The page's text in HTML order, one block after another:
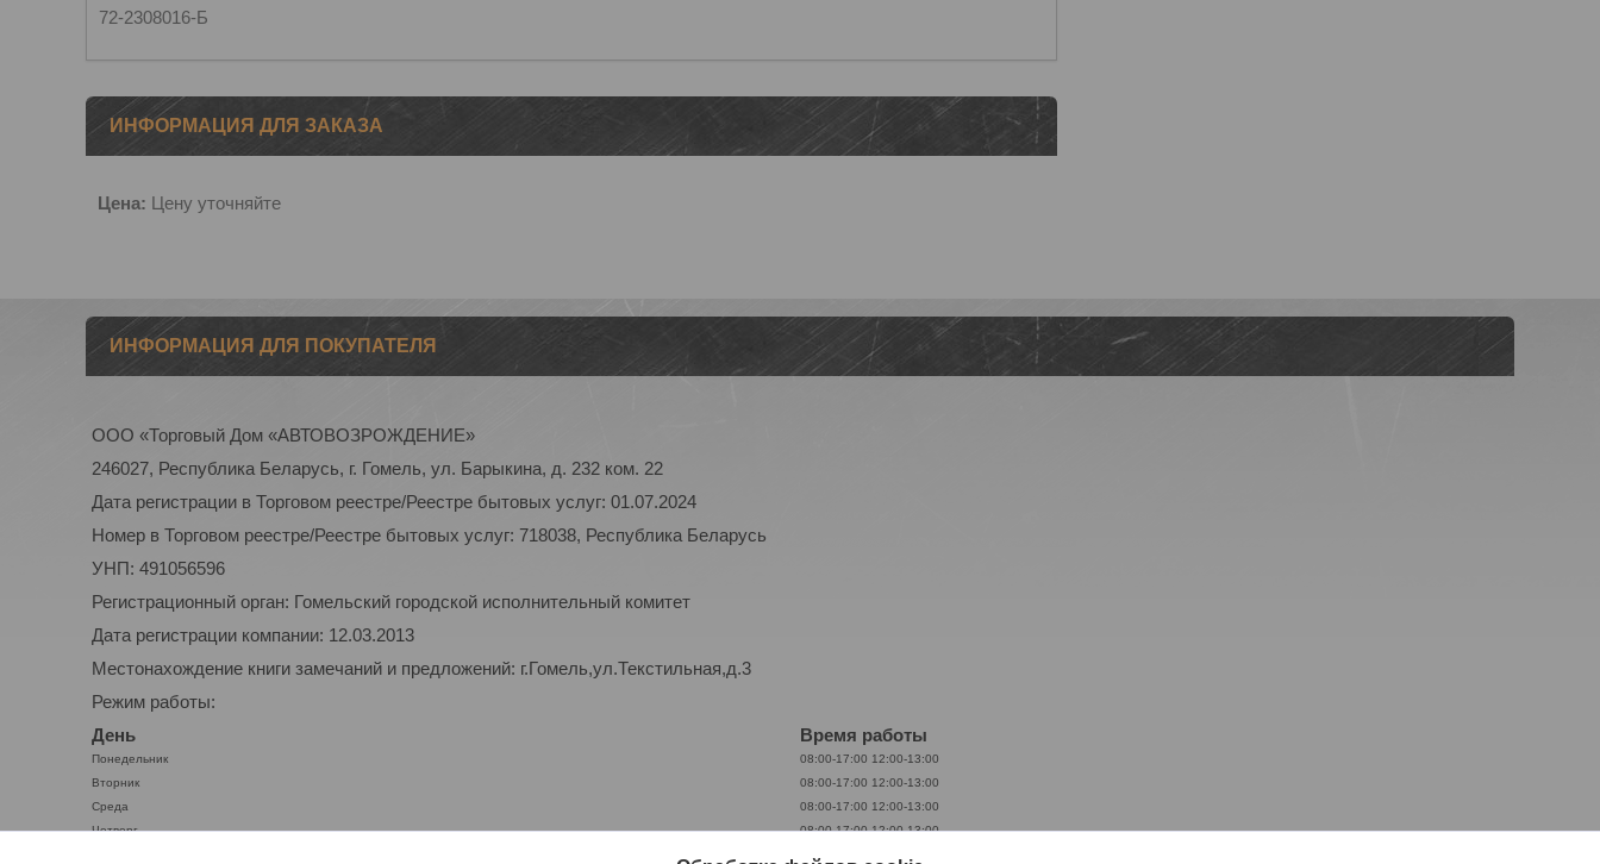
72-2308016-Б
ИНФОРМАЦИЯ ДЛЯ ЗАКАЗА
Цена: Цену уточняйте
ИНФОРМАЦИЯ ДЛЯ ПОКУПАТЕЛЯ
ООО «Торговый Дом «АВТОВОЗРОЖДЕНИЕ»
246027, Республика Беларусь, г. Гомель, ул. Барыкина, д. 232 ком. 22
Дата регистрации в Торговом реестре/Реестре бытовых услуг: 01.07.2024
Номер в Торговом реестре/Реестре бытовых услуг: 718038, Республика Беларусь
УНП: 491056596
Регистрационный орган: Гомельский городской исполнительный комитет
Дата регистрации компании: 12.03.2013
Местонахождение книги замечаний и предложений: г.Гомель,ул.Текстильная,д.3
Режим работы:
День
Время работы
Понедельник 08:00-17:00 12:00-13:00
Вторник
08:00-17:00 12:00-13:00
Среда
08:00-17:00 12:00-13:00
Четверг
08:00-17:0012:00-13:00